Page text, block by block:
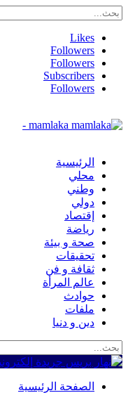
Likes
Followers
Followers
Subscribers
Followers
mamlaka -
الرئيسية
محلي
وطني
دولي
إقتصاد
رياضة
صحة و بيئة
تحقيقات
ثقافة و فن
عالم المرأة
حوادث
ملفات
دين و دنيا
الصفحة الرئيسية